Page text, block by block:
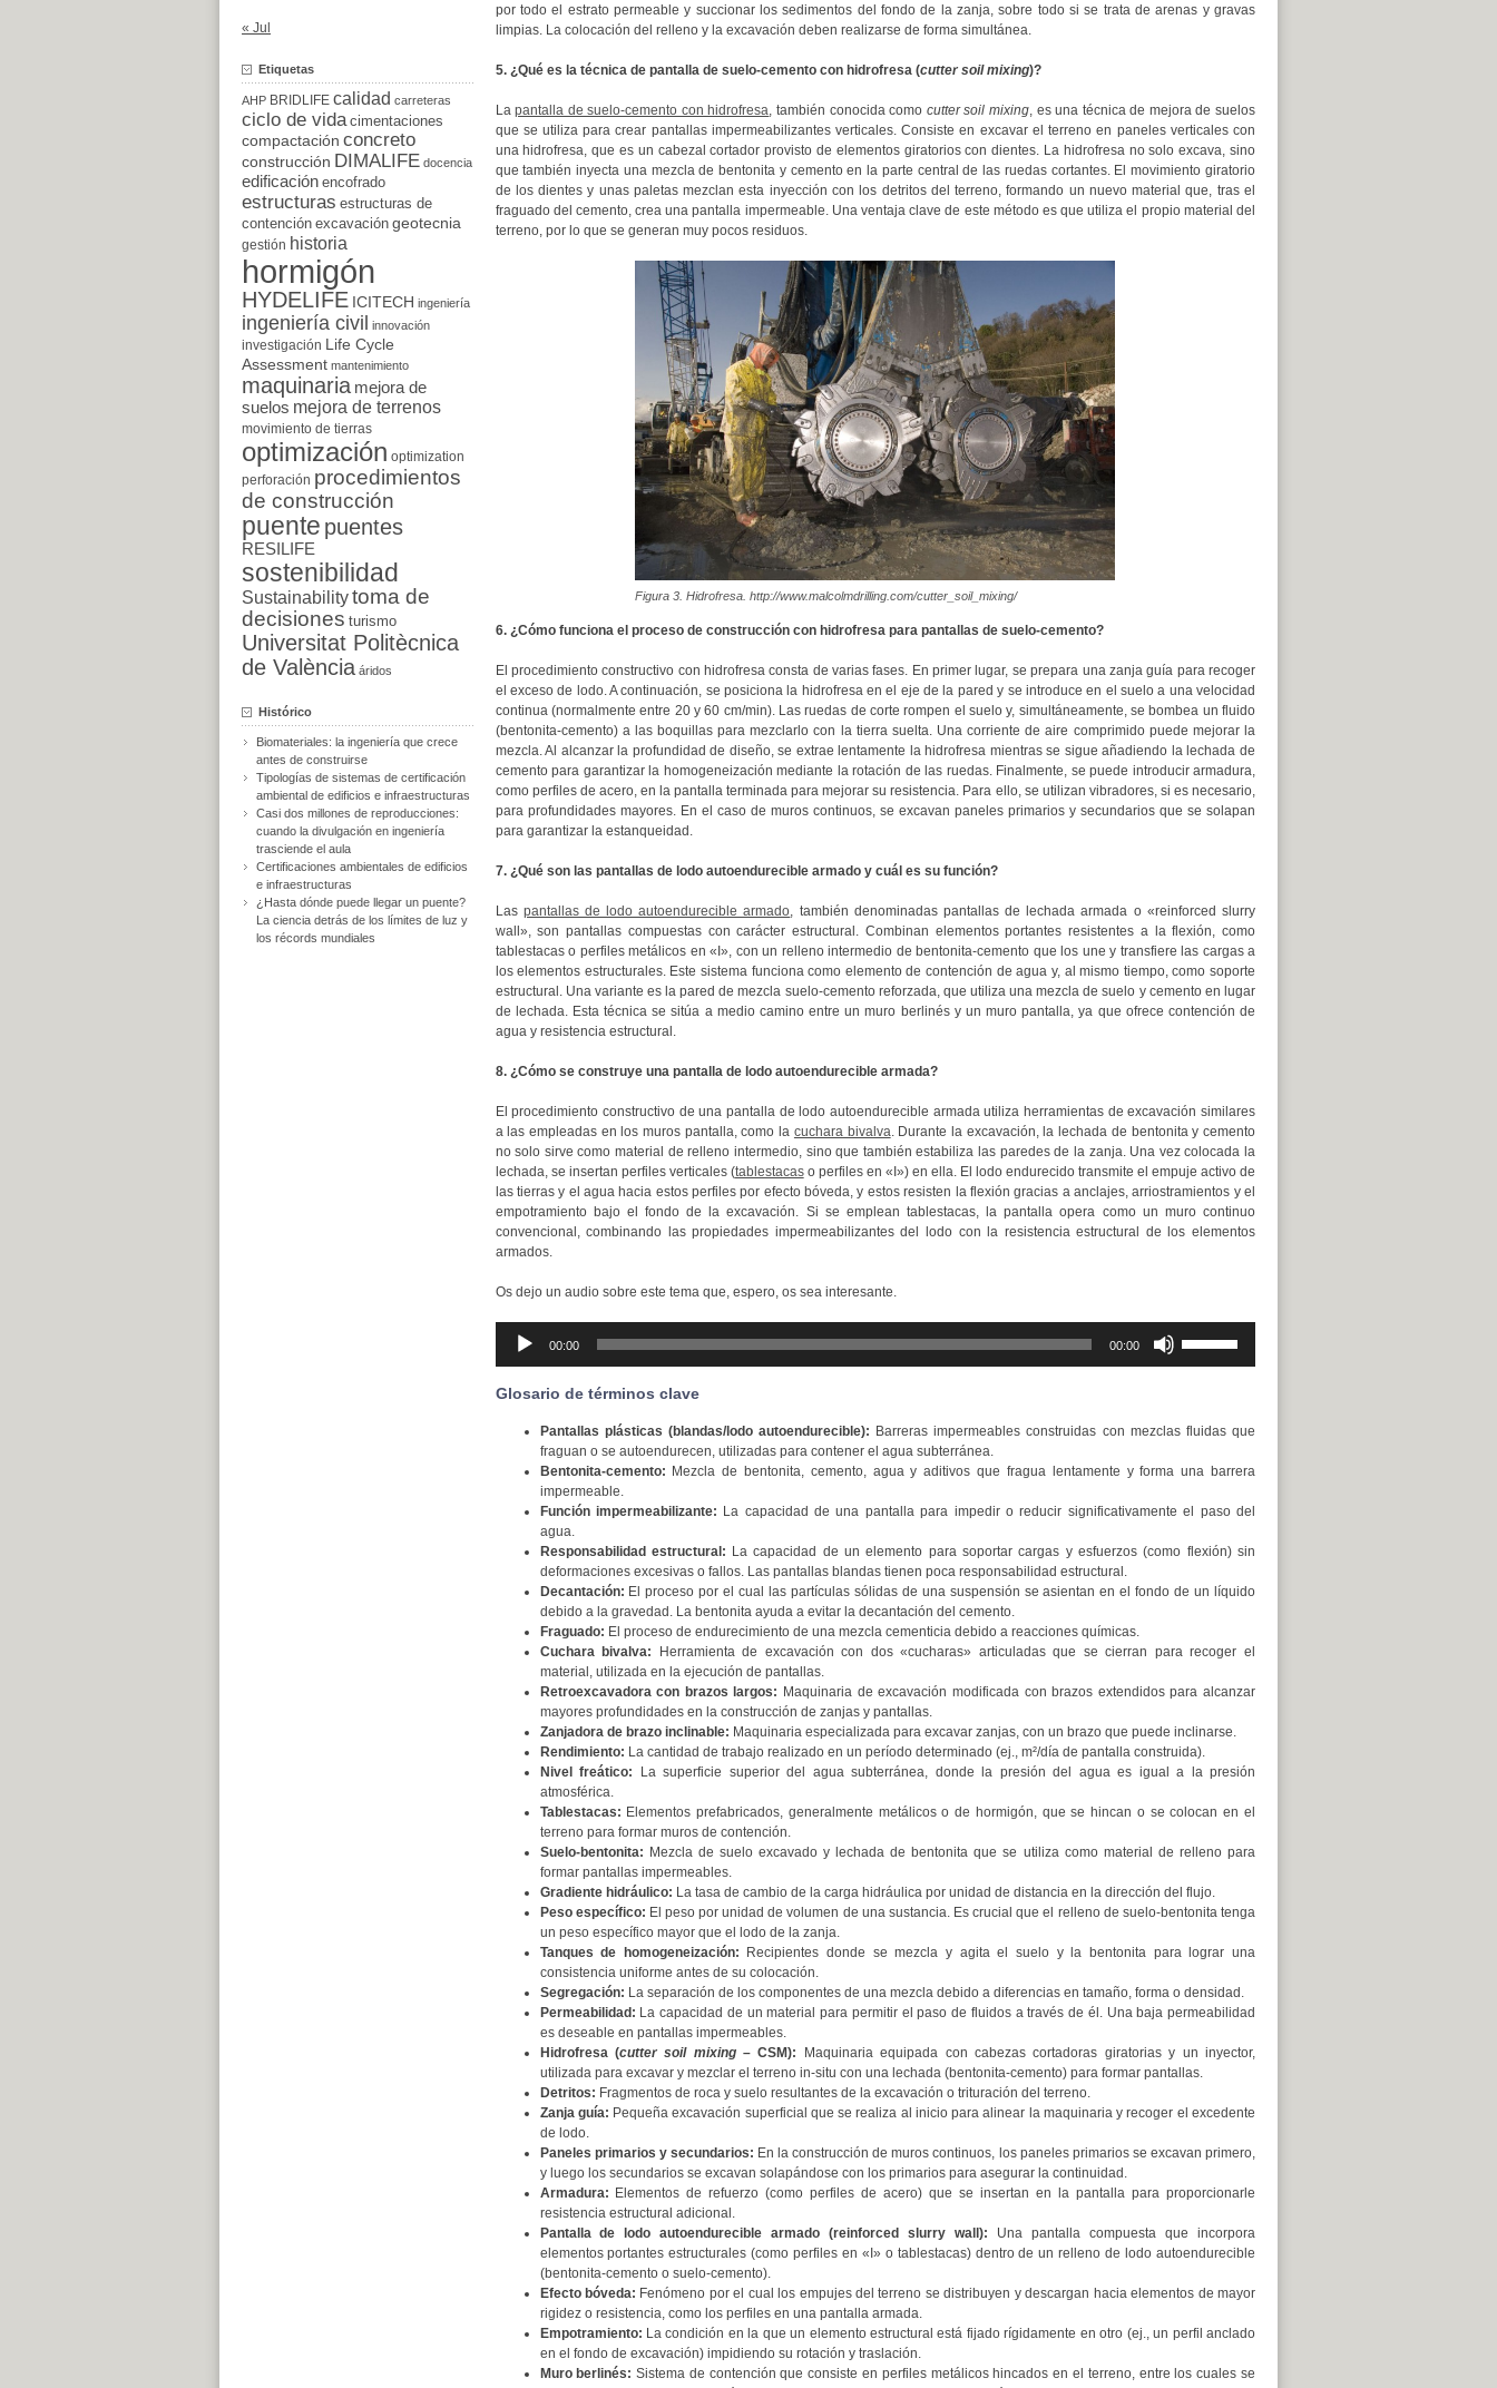
por todo el estrato permeable y succionar los sedimentos del fondo de la zanja, sobre todo si se trata de arenas y gravas
limpias. La colocación del relleno y la excavación deben realizarse de forma simultánea.
5. ¿Qué es la técnica de pantalla de suelo-cemento con hidrofresa (cutter soil mixing)?
Lapantalla de suelo-cemento con hidrofresa, también conocida como cutter soil mixing, es una técnica de mejora de suelos
que se utiliza para crear pantallas impermeabilizantes verticales. Consiste en excavar el terreno en paneles verticales con
una hidrofresa, que es un cabezal cortador provisto de elementos giratorios con dientes. La hidrofresa no solo excava, sino
que también inyecta una mezcla de bentonita y cemento en la parte central de las ruedas cortantes. El movimiento giratorio
de los dientes y unas paletas mezclan esta inyección con los detritos del terreno, formando un nuevo material que, tras el
fraguado del cemento, crea una pantalla impermeable. Una ventaja clave de este método es que utiliza el propio material del
terreno, por lo que se generan muy pocos residuos.
Figura 3. Hidrofresa. http://www.malcolmdrilling.com/cutter_soil_mixing/
6. ¿Cómo funciona el proceso de construcción con hidrofresa para pantallas de suelo-cemento?
El procedimiento constructivo con hidrofresa consta de varias fases. En primer lugar, se prepara una zanja guía para recoger
el exceso de lodo. A continuación, se posiciona la hidrofresa en el eje de la pared y se introduce en el suelo a una velocidad
continua (normalmente entre 20 y 60 cm/min). Las ruedas de corte rompen el suelo y, simultáneamente, se bombea un fluido
(bentonita-cemento) a las boquillas para mezclarlo con la tierra suelta. Una corriente de aire comprimido puede mejorar la
mezcla. Al alcanzar la profundidad de diseño, se extrae lentamente la hidrofresa mientras se sigue añadiendo la lechada de
cemento para garantizar la homogeneización mediante la rotación de las ruedas. Finalmente, se puede introducir armadura,
como perfiles de acero, en la pantalla terminada para mejorar su resistencia. Para ello, se utilizan vibradores, si es necesario,
para profundidades mayores. En el caso de muros continuos, se excavan paneles primarios y secundarios que se solapan
para garantizar la estanqueidad.
7. ¿Qué son las pantallas de lodo autoendurecible armado y cuál es su función?
Las pantallas de lodo autoendurecible armado , también denominadas pantallas de lechada armada o «reinforced slurry
wall», son pantallas compuestas con carácter estructural. Combinan elementos portantes resistentes a la flexión, como
tablestacas o perfiles metálicos en «I», con un relleno intermedio de bentonita-cemento que los une y transfiere las cargas a
los elementos estructurales. Este sistema funciona como elemento de contención de agua y, al mismo tiempo, como soporte
estructural. Una variante es la pared de mezcla suelo-cemento reforzada, que utiliza una mezcla de suelo y cemento en lugar
de lechada. Esta técnica se sitúa a medio camino entre un muro berlinés y un muro pantalla, ya que ofrece contención de
agua y resistencia estructural.
8. ¿Cómo se construye una pantalla de lodo autoendurecible armada?
El procedimiento constructivo de una pantalla de lodo autoendurecible armada utiliza herramientas de excavación similares
a las empleadas en los muros pantalla, como la cuchara bivalva . Durante la excavación, la lechada de bentonita y cemento
no solo sirve como material de relleno intermedio, sino que también estabiliza las paredes de la zanja. Una vez colocada la
lechada, se insertan perfiles verticales (tablestacaso perfiles en «I») en ella. El lodo endurecido transmite el empuje activo de
las tierras y el agua hacia estos perfiles por efecto bóveda, y estos resisten la flexión gracias a anclajes, arriostramientos y el
empotramiento bajo el fondo de la excavación. Si se emplean tablestacas, la pantalla opera como un muro continuo
convencional, combinando las propiedades impermeabilizantes del lodo con la resistencia estructural de los elementos
armados.
Os dejo un audio sobre este tema que, espero, os sea interesante.
audio
00:00 00:00
las
teclas
arriba/abajo
aumentar
disminuir
volumen.
Glosario de términos clave
Pantallas plásticas (blandas/lodo autoendurecible): Barreras impermeables construidas con mezclas fluidas que
fraguan o se autoendurecen, utilizadas para contener el agua subterránea.
Bentonita-cemento: Mezcla de bentonita, cemento, agua y aditivos que fragua lentamente y forma una barrera
impermeable.
Función impermeabilizante: La capacidad de una pantalla para impedir o reducir significativamente el paso del
agua.
Responsabilidad estructural: La capacidad de un elemento para soportar cargas y esfuerzos (como flexión) sin
deformaciones excesivas o fallos. Las pantallas blandas tienen poca responsabilidad estructural.
Decantación: El proceso por el cual las partículas sólidas de una suspensión se asientan en el fondo de un líquido
debido a la gravedad. La bentonita ayuda a evitar la decantación del cemento.
Fraguado: El proceso de endurecimiento de una mezcla cementicia debido a reacciones químicas.
Cuchara bivalva: Herramienta de excavación con dos «cucharas» articuladas que se cierran para recoger el
material, utilizada en la ejecución de pantallas.
Retroexcavadora con brazos largos: Maquinaria de excavación modificada con brazos extendidos para alcanzar
mayores profundidades en la construcción de zanjas y pantallas.
Zanjadora de brazo inclinable: Maquinaria especializada para excavar zanjas, con un brazo que puede inclinarse.
Rendimiento: La cantidad de trabajo realizado en un período determinado (ej., m²/día de pantalla construida).
Nivel freático: La superficie superior del agua subterránea, donde la presión del agua es igual a la presión
atmosférica.
Tablestacas: Elementos prefabricados, generalmente metálicos o de hormigón, que se hincan o se colocan en el
terreno para formar muros de contención.
Suelo-bentonita: Mezcla de suelo excavado y lechada de bentonita que se utiliza como material de relleno para
formar pantallas impermeables.
Gradiente hidráulico: La tasa de cambio de la carga hidráulica por unidad de distancia en la dirección del flujo.
Peso específico: El peso por unidad de volumen de una sustancia. Es crucial que el relleno de suelo-bentonita tenga
un peso específico mayor que el lodo de la zanja.
Tanques de homogeneización: Recipientes donde se mezcla y agita el suelo y la bentonita para lograr una
consistencia uniforme antes de su colocación.
Segregación: La separación de los componentes de una mezcla debido a diferencias en tamaño, forma o densidad.
Permeabilidad: La capacidad de un material para permitir el paso de fluidos a través de él. Una baja permeabilidad
es deseable en pantallas impermeables.
Hidrofresa (cutter soil mixing– CSM):
Maquinaria equipada con cabezas cortadoras giratorias y un inyector,
utilizada para excavar y mezclar el terreno in-situ con una lechada (bentonita-cemento) para formar pantallas.
Detritos: Fragmentos de roca y suelo resultantes de la excavación o trituración del terreno.
Zanja guía: Pequeña excavación superficial que se realiza al inicio para alinear la maquinaria y recoger el excedente
de lodo.
Paneles primarios y secundarios: En la construcción de muros continuos, los paneles primarios se excavan primero,
y luego los secundarios se excavan solapándose con los primarios para asegurar la continuidad.
Armadura: Elementos de refuerzo (como perfiles de acero) que se insertan en la pantalla para proporcionarle
resistencia estructural adicional.
Pantalla de lodo autoendurecible armado (reinforced slurry wall): Una pantalla compuesta que incorpora
elementos portantes estructurales (como perfiles en «I» o tablestacas) dentro de un relleno de lodo autoendurecible
(bentonita-cemento o suelo-cemento).
Efecto bóveda: Fenómeno por el cual los empujes del terreno se distribuyen y descargan hacia elementos de mayor
rigidez o resistencia, como los perfiles en una pantalla armada.
Empotramiento: La condición en la que un elemento estructural está fijado rígidamente en otro (ej., un perfil anclado
en el fondo de excavación) impidiendo su rotación y traslación.
Muro berlinés: Sistema de contención que consiste en perfiles metálicos hincados en el terreno, entre los cuales se
« Jul
Etiquetas
AHP BRIDLIFE calidad carreteras
ciclo de vida cimentaciones
compactación concreto
construcción DIMALIFE docencia
edificación encofrado
estructuras estructuras de
contención excavación geotecnia
gestión historia
hormigón
HYDELIFE ICITECH ingeniería
ingeniería civil innovación
investigación
Life Cycle
Assessment mantenimiento
maquinaria mejora de
suelos mejora de terrenos
movimiento de tierras
optimización optimization
perforación procedimientos
de construcción
puente puentes
RESILIFE
sostenibilidad
Sustainabilitytoma de
decisiones turismo
Universitat Politècnica
de València áridos
Histórico
Biomateriales: la ingeniería que crece
antes de construirse
Tipologías de sistemas de certificación
ambiental de edificios e infraestructuras
Casi dos millones de reproducciones:
cuando la divulgación en ingeniería
trasciende el aula
Certificaciones ambientales de edificios
e infraestructuras
¿Hasta dónde puede llegar un puente?
La ciencia detrás de los límites de luz y
los récords mundiales